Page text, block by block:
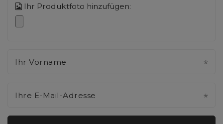
Ihr Produktfoto hinzufügen:
Ihr Vorname
Ihre E-Mail-Adresse